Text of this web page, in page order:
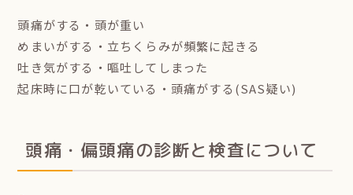
頭痛がする・頭が重い
めまいがする・立ちくらみが頻繁に起きる
吐き気がする・嘔吐してしまった
起床時に口が乾いている・頭痛がする(SAS疑い)
頭痛・偏頭痛の診断と検査について